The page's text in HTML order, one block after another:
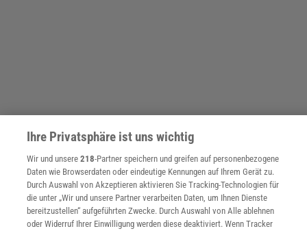
© O'CONNELL & RODWELL, 2021 (AUSSCHNITT)
Kräftemessen für den Ernstfall | Durch solche Kämpfe lernen die Tiere,
wie sie später bei echten Aggressionen bestehen können, zum Beispiel
bei der Konkurrenz um Weibchen.
»Sie kommen aus Südost!«, rief ich vom Mushara-Turm aus. Alle
Ihre Privatsphäre ist uns wichtig
Wir und unsere218-Partner speichern und greifen auf personenbezogene
Daten wie Browserdaten oder eindeutige Kennungen auf Ihrem Gerät zu.
Durch Auswahl von Akzeptieren aktivieren Sie Tracking-Technologien für
die unter „Wir und unsere Partner verarbeiten Daten, um Ihnen Dienste
bereitzustellen“ aufgeführten Zwecke. Durch Auswahl von Alle ablehnen
oder Widerruf Ihrer Einwilligung werden diese deaktiviert. Wenn Tracker